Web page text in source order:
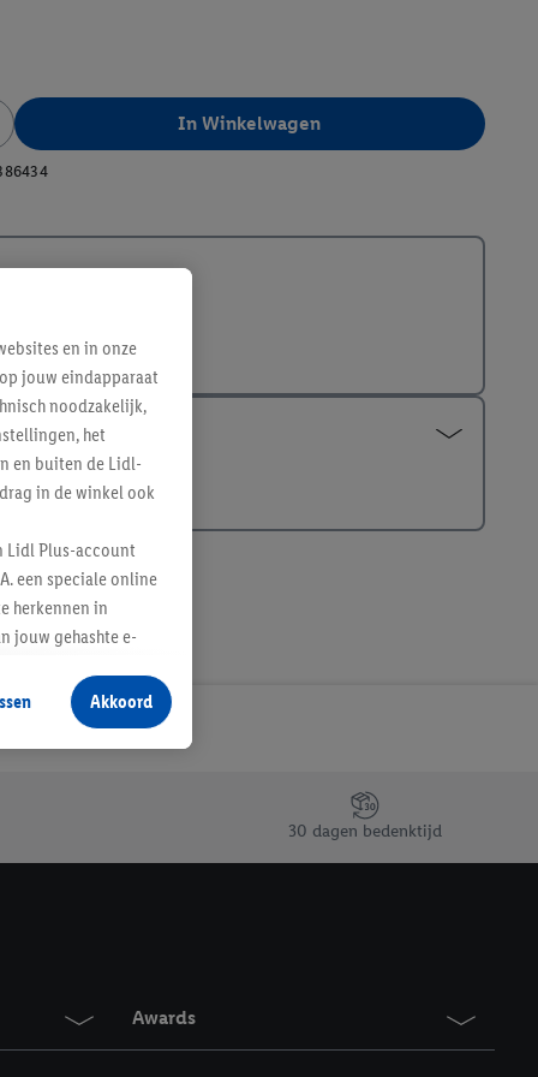
In Winkelwagen
30 dagen bedenktijd
Awards
en in onze
jouw eindapparaat
noodzakelijk,
het
en buiten de Lidl-
in de winkel ook
Lidl Plus-account
een speciale online
herkennen in
jouw gehashte e-
producten waarin je
te plaatsen
jouw gehashte e-
kunnen worden
vergelijkbare
Meer informatie,
Akkoord